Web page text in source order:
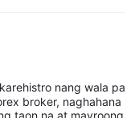
kabilang ang mga
derivatives na ito
na pamahalaan ang
nang wala pa
broker, naghahana